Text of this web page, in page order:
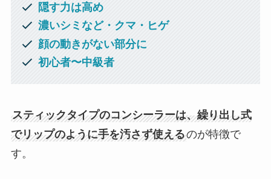
隠す力は高め
濃いシミなど・クマ・ヒゲ
顔の動きがない部分に
初心者〜中級者
スティックタイプのコンシーラーは、繰り出し式
でリップのように手を汚さず使えるのが特徴で
す。